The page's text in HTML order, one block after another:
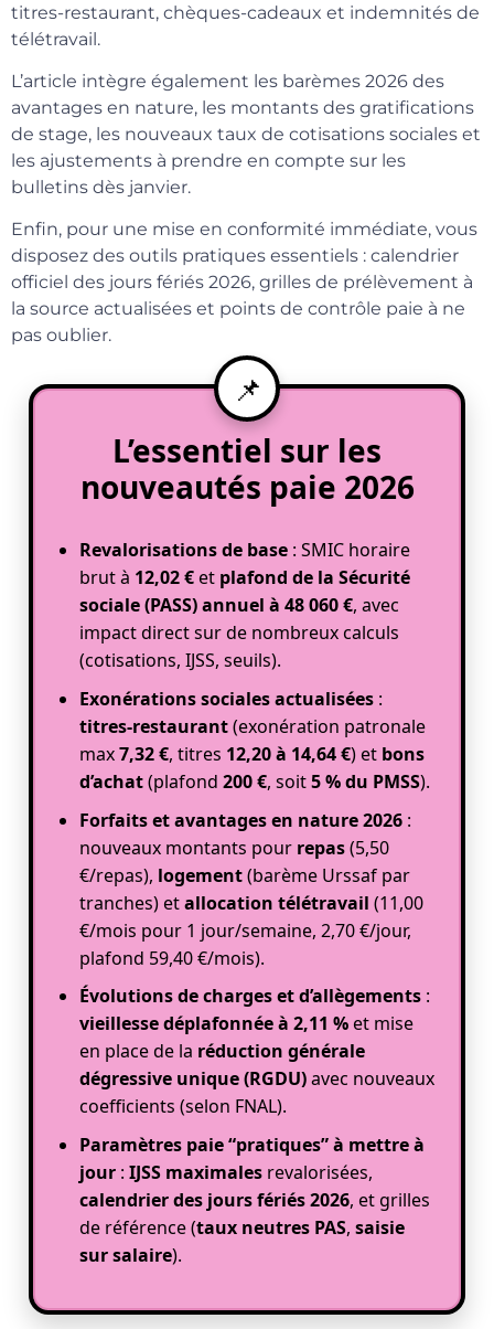
titres-restaurant, chèques-cadeaux et indemnités de
télétravail.
L’article intègre également les barèmes 2026 des
avantages en nature, les montants des gratifications
de stage, les nouveaux taux de cotisations sociales et
les ajustements à prendre en compte sur les
bulletins dès janvier.
Enfin, pour une mise en conformité immédiate, vous
disposez des outils pratiques essentiels : calendrier
officiel des jours fériés 2026, grilles de prélèvement à
la source actualisées et points de contrôle paie à ne
pas oublier.
L’essentiel sur les
nouveautés paie 2026
Revalorisations de base: SMIC horaire
brut à 12,02 €et plafond de la Sécurité
sociale (PASS) annuel à 48 060 €, avec
impact direct sur de nombreux calculs
(cotisations, IJSS, seuils).
Exonérations sociales actualisées:
titres-restaurant(exonération patronale
max7,32 €, titres 12,20 à 14,64 €) et bons
d’achat(plafond 200 €, soit5 % du PMSS).
Forfaits et avantages en nature 2026:
nouveaux montants pour repas(5,50
€/repas), logement(barème Urssaf par
tranches) etallocation télétravail (11,00
€/mois pour 1 jour/semaine, 2,70 €/jour,
plafond 59,40 €/mois).
Évolutions de charges et d’allègements:
vieillesse déplafonnée à 2,11 %et mise
en place de la réduction générale
dégressive unique (RGDU)avec nouveaux
coefficients (selon FNAL).
Paramètres paie “pratiques” à mettre à
jour: IJSS maximalesrevalorisées,
calendrier des jours fériés 2026, et grilles
de référence (taux neutres PAS, saisie
sur salaire).